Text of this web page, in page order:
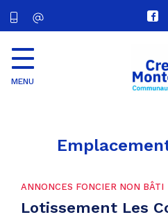
Lien
MENU
ANNONCES FONCIER NON BÂTI
Lotissement Les